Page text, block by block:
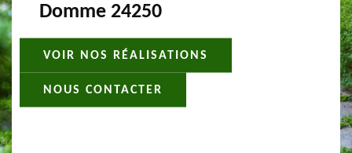
Domme 24250
VOIR NOS RÉALISATIONS
NOUS CONTACTER